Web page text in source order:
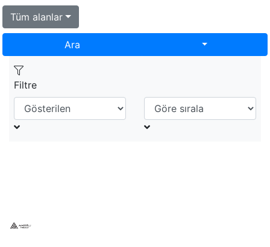
Tüm alanlar
Ara Toggle
Filtre